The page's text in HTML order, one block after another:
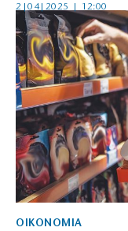
2|04|2025 | 12:00
ΟΙΚΟΝΟΜΙΑ